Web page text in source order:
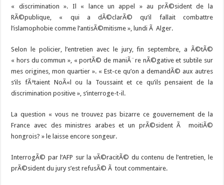
« discrimination ». Il « lance un appel » au prÃ©sident de la
RÃ©publique, « qui a dÃ©clarÃ© qu’il fallait combattre
l’islamophobie comme l’antisÃ©mitisme », lundi Ã Alger.
Selon le policier, l’entretien avec le jury, fin septembre, a Ã©tÃ©
« hors du commun », « portÃ© de maniÃ¨re nÃ©gative et subtile sur
mes origines, mon quartier ». « Est-ce qu’on a demandÃ© aux autres
s’ils fÃªtaient NoÃ«l ou la Toussaint et ce qu’ils pensaient de la
discrimination positive », s’interroge-t-il.
La question « vous ne trouvez pas bizarre ce gouvernement de la
France avec des ministres arabes et un prÃ©sident Ã moitiÃ©
hongrois? » le laisse encore songeur.
InterrogÃ© par l’AFP sur la vÃ©racitÃ© du contenu de l’entretien, le
prÃ©sident du jury s’est refusÃ© Ã tout commentaire.